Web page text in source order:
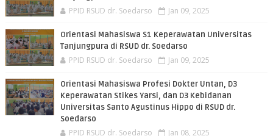
PPID RSUD dr. Soedarso Jan 09, 2025
Orientasi Mahasiswa S1 Keperawatan Universitas
Tanjungpura di RSUD dr. Soedarso
PPID RSUD dr. Soedarso Jan 09, 2025
Orientasi Mahasiswa Profesi Dokter Untan, D3
Keperawatan Stikes Yarsi, dan D3 Kebidanan
Universitas Santo Agustinus Hippo di RSUD dr.
Soedarso
PPID RSUD dr. Soedarso Jan 08, 2025